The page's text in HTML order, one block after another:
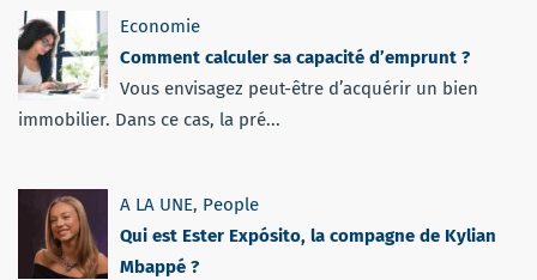
Economie
Comment calculer sa capacité d’emprunt ?
Vous envisagez peut-être d’acquérir un bien
immobilier. Dans ce cas, la pré...
A LA UNE, People
Qui est Ester Expósito, la compagne de Kylian
Mbappé ?